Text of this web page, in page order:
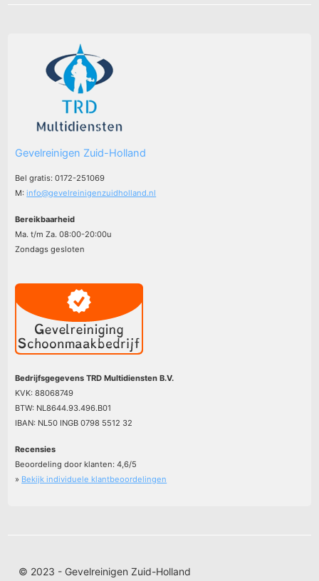
Gevelreinigen Zuid-Holland
Bel gratis: 0172-251069
M:info@gevelreinigenzuidholland.nl
Bereikbaarheid
Ma. t/m Za. 08:00-20:00u
Zondags gesloten
Bedrijfsgegevens TRD Multidiensten B.V.
KVK: 88068749
BTW: NL8644.93.496.B01
IBAN: NL50 INGB 0798 5512 32
Recensies
Beoordeling door klanten:4,6/5
» Bekijk individuele klantbeoordelingen
© 2023 - Gevelreinigen Zuid-Holland